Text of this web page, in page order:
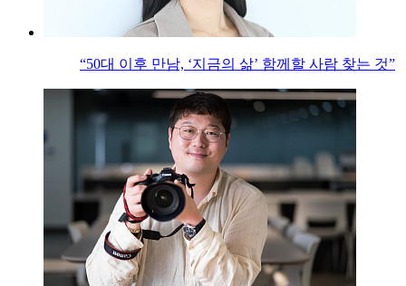
“50대 이후 만남, ‘지금의 삶’ 함께할 사람 찾는 것”